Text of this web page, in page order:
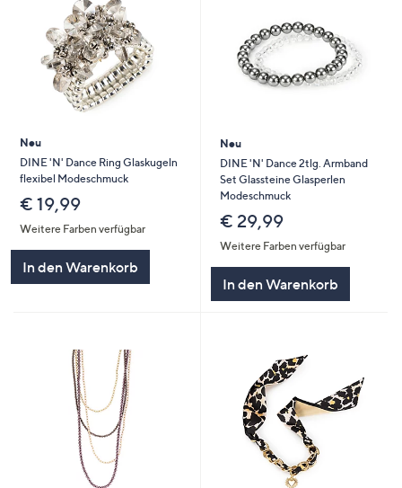
Neu
DINE 'N' Dance Ring Glaskugeln
flexibel Modeschmuck
€ 19,99
Weitere Farben verfügbar
In den Warenkorb
Neu
DINE 'N' Dance 2tlg. Armband
Set Glassteine Glasperlen
Modeschmuck
€ 29,99
Weitere Farben verfügbar
In den Warenkorb